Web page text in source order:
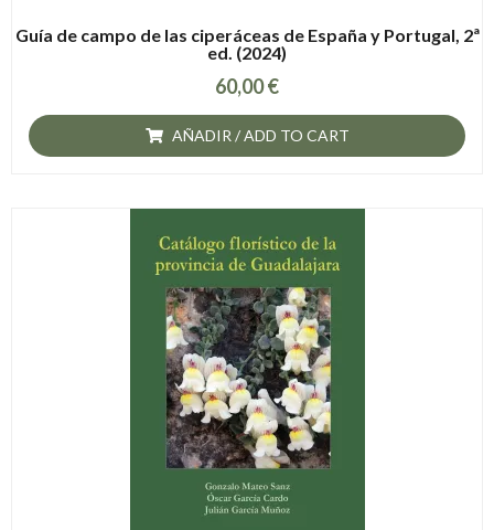
Guía de campo de las ciperáceas de España y Portugal, 2ª
ed. (2024)
60,00€
AÑADIR / ADD TO CART